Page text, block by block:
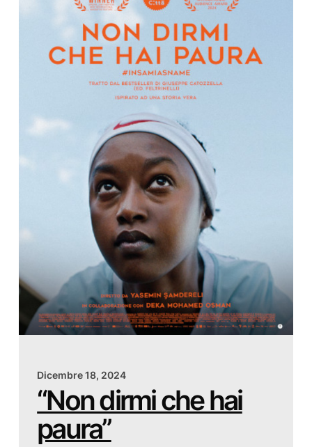
Dicembre 18, 2024
“Non dirmi che hai
paura”